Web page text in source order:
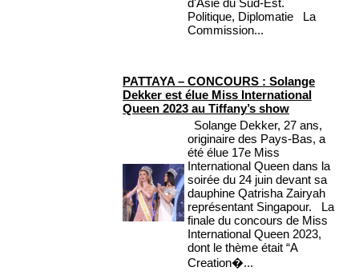
d'Asie du Sud-Est.
Politique, Diplomatie La
Commission...
PATTAYA – CONCOURS : Solange
Dekker est élue Miss International
Queen 2023 au Tiffany’s show
Solange Dekker, 27 ans,
originaire des Pays-Bas, a
été élue 17e Miss
International Queen dans la
soirée du 24 juin devant sa
dauphine Qatrisha Zairyah
représentant Singapour. La
finale du concours de Miss
International Queen 2023,
dont le thème était “A
Creation�...